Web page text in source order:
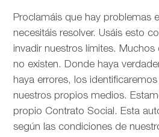
Proclamáis que hay problemas
necesitáis resolver. Usáis esto
invadir nuestros límites.
no existen. Donde haya
haya errores, los
nuestros propios medios.
propio Contrato Social. Esta
según las condiciones de